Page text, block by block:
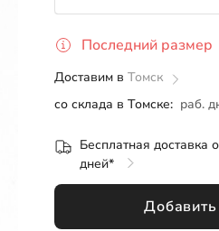
Розница ОПТ
S Последний размер
Доставим в Томск
со склада в Томске: раб.
Бесплатная доставка
дней*